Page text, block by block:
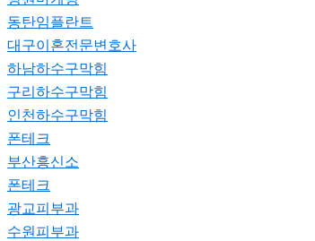
동탄임플란트
대구이혼전문변호사
하남하수구막힘
구리하수구막힘
인천하수구막힘
폰테크
부산흥신소
폰테크
광교피부과
수원피부과